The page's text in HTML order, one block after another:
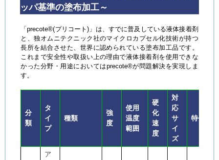
ッパ基準の塗布加工～
「precote®(プリコート)」は、すでに普及している液体接着剤
と、独オムニテクニック社のマイクロカプセル化技術が持つ
長所を結合させた、世界に認められている塗布加工品です。
これまで安全性や取扱い上の理由で液体接着剤を使用できな
かった分野・用途においてはprecote®が問題解決を実現しま
す。
分
類
タ
イ
プ
種類
強
度
使用
温度
範囲
硬
化
速
度
対
応
サ
イ
ズ
特長
ア